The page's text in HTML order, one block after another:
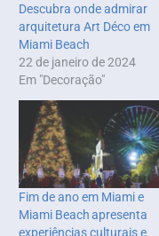
Descubra onde admirar
arquitetura Art Déco em
Miami Beach
22 de janeiro de 2024
Em "Decoração"
Fim de ano em Miami e
Miami Beach apresenta
experiências culturais e